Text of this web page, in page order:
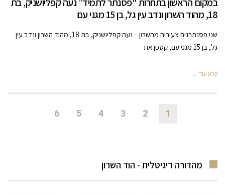
במקום הראשון בתחרות "פסנתר לתמיד” נעה קפליושניק, בת
18, מהוד השרון ונדב עין גל, בן 15 מגני עם
שני פסנתרנים צעירים מהשרון – נעה קפליושניק, בת 18, מהוד השרון ונדב עין
גל, בן 15 מגני עם, קטפן את
קרא עוד ←
1
2
3
4
5
6
מהדורה דיגיטלית - הוד השרון